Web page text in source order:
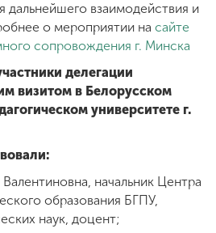
дальнейшего взаимодействия и
о мероприятии на сайте
сопровождения г. Минска
делегации
визитом в Белорусском
университете г.
начальник Центра
образования БГПУ,
наук, доцент;